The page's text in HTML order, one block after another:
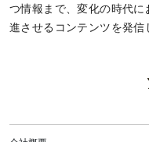
つ情報まで、変化の時代
進させるコンテンツを発信